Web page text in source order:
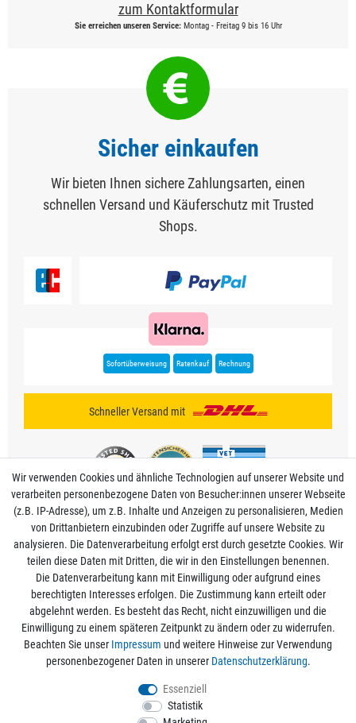
zum Kontaktformular
Sie erreichen unseren Service:Montag - Freitag 9 bis 16 Uhr
Sicher einkaufen
Wir bieten Ihnen sichere Zahlungsarten, einen
schnellen Versand und Käuferschutz mit Trusted
Shops.
Sofortüberweisung Ratenkauf Rechnung
Schneller Versand mit
Mein Konto
Informationen
Rechtliche Angaben
Alle Preise sind inkl. der gesetzlichen Mehrwertsteuer und zzgl.
Wir verwenden Cookies und ähnliche Technologien auf unserer Website und
verarbeiten personenbezogene Daten von Besucher:innen unserer Webseite
(z.B. IP-Adresse), um z.B. Inhalte und Anzeigen zu personalisieren, Medien
von Drittanbietern einzubinden oder Zugriffe auf unsere Website zu
analysieren. Die Datenverarbeitung erfolgt erst durch gesetzte Cookies. Wir
teilen diese Daten mit Dritten, die wir in den Einstellungen benennen.
Die Datenverarbeitung kann mit Einwilligung oder aufgrund eines
berechtigten Interesses erfolgen. Die Zustimmung kann erteilt oder
abgelehnt werden. Es besteht das Recht, nicht einzuwilligen und die
Einwilligung zu einem späteren Zeitpunkt zu ändern oder zu widerrufen.
Beachten Sie unser Impressum und weitere Hinweise zur Verwendung
personenbezogener Daten in unserer Daten­schutz­erklärung.
Essenziell
Statistik